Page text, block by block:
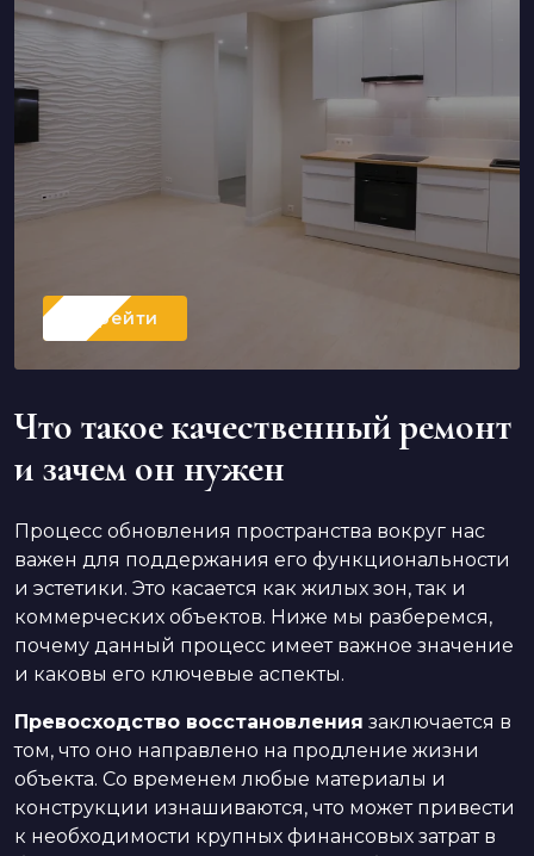
Перейти
Что такое качественный ремонт
и зачем он нужен
Процесс обновления пространства вокруг нас
важен для поддержания его функциональности
и эстетики. Это касается как жилых зон, так и
коммерческих объектов. Ниже мы разберемся,
почему данный процесс имеет важное значение
и каковы его ключевые аспекты.
Превосходство восстановления заключается в
том, что оно направлено на продление жизни
объекта. Со временем любые материалы и
конструкции изнашиваются, что может привести
к необходимости крупных финансовых затрат в